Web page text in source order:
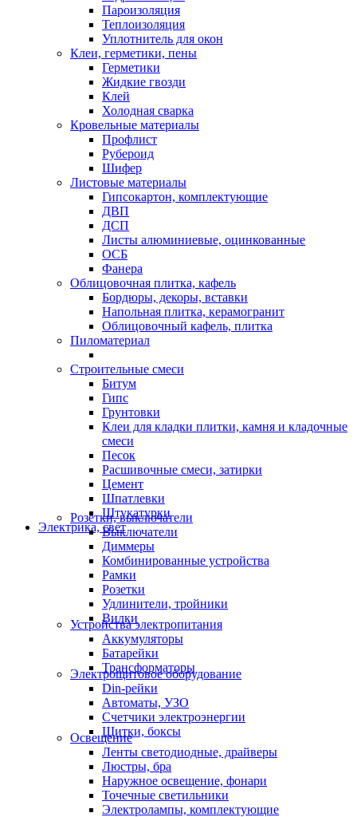
Пароизоляция
Теплоизоляция
Уплотнитель для окон
Клеи, герметики, пены
Герметики
Жидкие гвозди
Клей
Холодная сварка
Кровельные материалы
Профлист
Рубероид
Шифер
Листовые материалы
Гипсокартон, комплектующие
ДВП
ДСП
Листы алюминиевые, оцинкованные
ОСБ
Фанера
Облицовочная плитка, кафель
Бордюры, декоры, вставки
Напольная плитка, керамогранит
Облицовочный кафель, плитка
Пиломатериал
Строительные смеси
Битум
Гипс
Грунтовки
Клеи для кладки плитки, камня и кладочные
смеси
Песок
Расшивочные смеси, затирки
Цемент
Шпатлевки
Штукатурки
Электрика, свет
Розетки, выключатели
Выключатели
Диммеры
Комбинированные устройства
Рамки
Розетки
Удлинители, тройники
Вилки
Устройства электропитания
Аккумуляторы
Батарейки
Трансформаторы
Электрощитовое оборудование
Din-рейки
Автоматы, УЗО
Счетчики электроэнергии
Щитки, боксы
Освещение
Ленты светодиодные, драйверы
Люстры, бра
Наружное освещение, фонари
Точечные светильники
Электролампы, комплектующие